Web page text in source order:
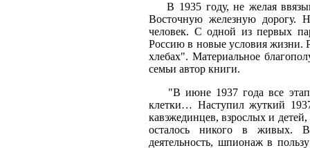
В 1935 году, не желая
Восточную железную дорогу.
человек. С одной из первых
Россию в новые условия жизни.
хлебах". Материальное
семьи автор книги.
"В июне 1937 года все этапы
клетки… Наступил жуткий
кавэжединцев, взрослых и
осталось никого в живых.
деятельность, шпионаж в